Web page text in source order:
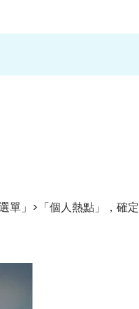
單」>「個人熱點」，確定